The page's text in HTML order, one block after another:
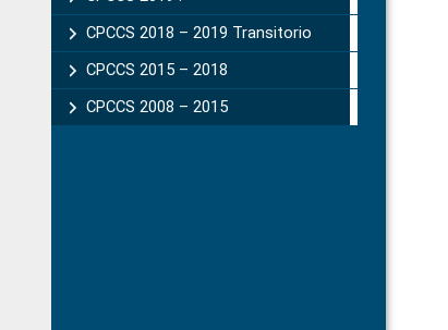
CPCCS 2018 – 2019 Transitorio
CPCCS 2015 – 2018
CPCCS 2008 – 2015